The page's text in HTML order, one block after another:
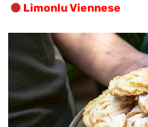
Limonlu Viennese